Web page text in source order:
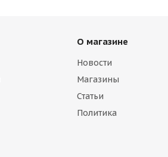
О магазине
Новости
Магазины
Статьи
Политика